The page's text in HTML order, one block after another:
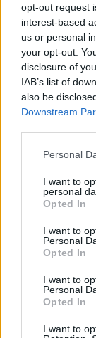
opt-out request
interest-based
us or personal
your opt-out.
disclosure of
IAB’s list of
also be
Downstream
Please note
not limited to
grant or deny
use your data
consent section.
Personal
I want to
personal
Opted In
I want to
Personal
Opted In
I want to
Personal
Opted In
I want to
A szakítás
Dakota igazi
filmjén
szünetében
úgy tűnik a
nincs